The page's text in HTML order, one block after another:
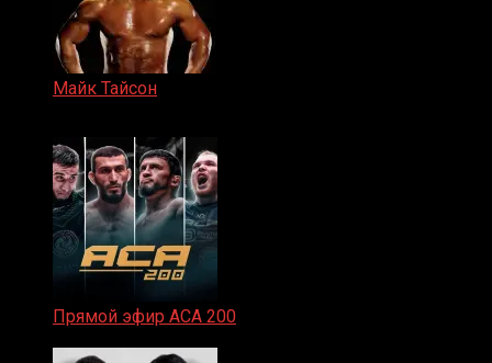
Майк Тайсон
Прямой эфир ACA 200